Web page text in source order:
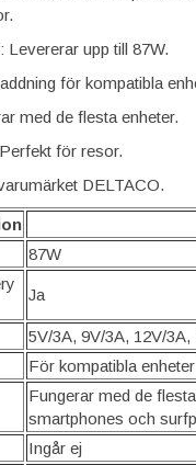
: Levererar upp till 87W.
för kompatibla
med de flesta enheter.
för resor.
DELTACO.
87W
Ja
5V/3A, 9V/3A, 12V/
För kompatibla
Fungerar med de
smartphones och
Ingår ej